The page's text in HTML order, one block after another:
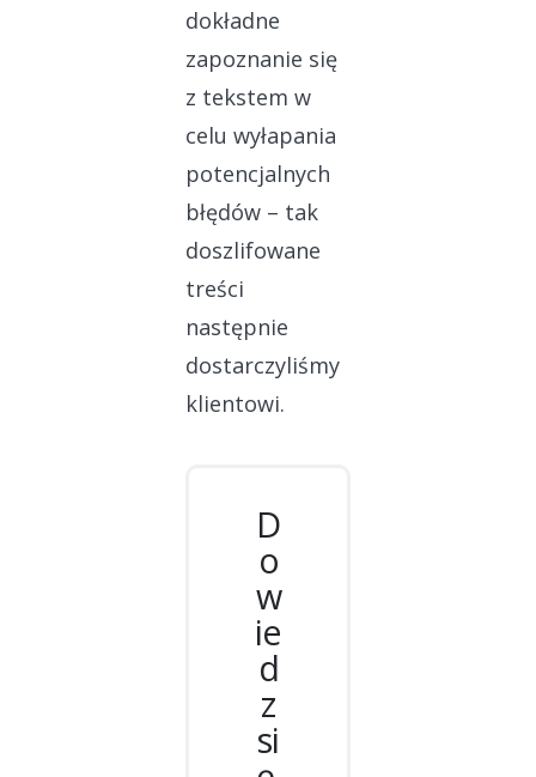
dokładne
zapoznanie się
z tekstem w
celu wyłapania
potencjalnych
błędów – tak
doszlifowane
treści
następnie
dostarczyliśmy
klientowi.
D
o
w
ie
d
z
si